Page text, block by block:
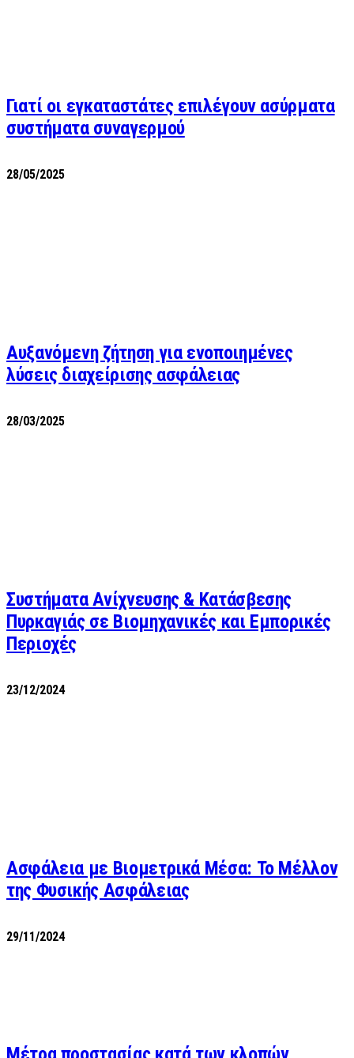
Γιατί οι εγκαταστάτες επιλέγουν ασύρματα
συστήματα συναγερμού
28/05/2025
Αυξανόμενη ζήτηση για ενοποιημένες
λύσεις διαχείρισης ασφάλειας
28/03/2025
Συστήματα Ανίχνευσης & Κατάσβεσης
Πυρκαγιάς σε Βιομηχανικές και Εμπορικές
Περιοχές
23/12/2024
Ασφάλεια με Βιομετρικά Μέσα: Το Μέλλον
της Φυσικής Ασφάλειας
29/11/2024